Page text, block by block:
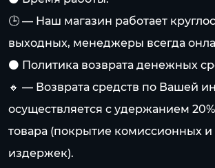
🕒 — Наш магазин работает
выходных, менеджеры всегда
⚫️ Политика возврата денежных
🔸 — Возврата средств по Вашей
осуществляется с удержанием
товара (покрытие комиссионных и
издержек).